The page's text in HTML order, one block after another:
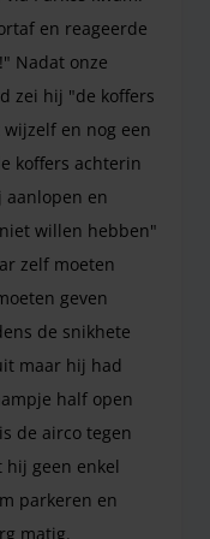
en reageerde
Nadat onze
zei hij "de koffers
en nog een
koffers achterin
aanlopen en
willen hebben"
zelf moeten
geven
de snikhete
maar hij had
half open
de airco tegen
hij geen enkel
parkeren en
matig.